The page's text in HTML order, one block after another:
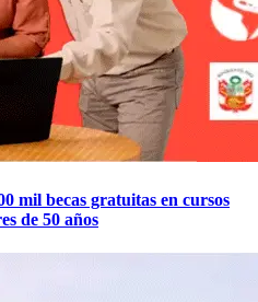
mil becas gratuitas en cursos
de 50 años